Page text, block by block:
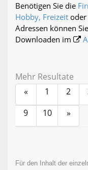
Benötigen Sie die
Hobby, Freizeit oder
Adressen können
Downloaden im
Mehr Resultate
«
1 2
9
10 »
Für den Inhalt der